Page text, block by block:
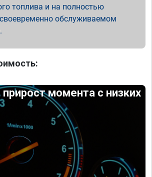
топлива и на полностью
обслуживаемом
момента с низких